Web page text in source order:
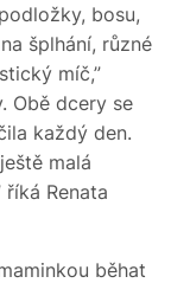
bosu,
šplhání, různé
míč,”
Obě dcery se
každý den.
malá
Renata
běhat